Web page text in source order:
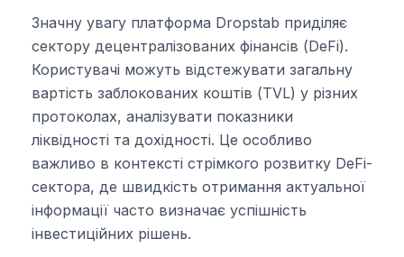
Значну увагу платформа Dropstab приділяє
сектору децентралізованих фінансів (DeFi).
Користувачі можуть відстежувати загальну
вартість заблокованих коштів (TVL) у різних
протоколах, аналізувати показники
ліквідності та дохідності. Це особливо
важливо в контексті стрімкого розвитку DeFi-
сектора, де швидкість отримання актуальної
інформації часто визначає успішність
інвестиційних рішень.